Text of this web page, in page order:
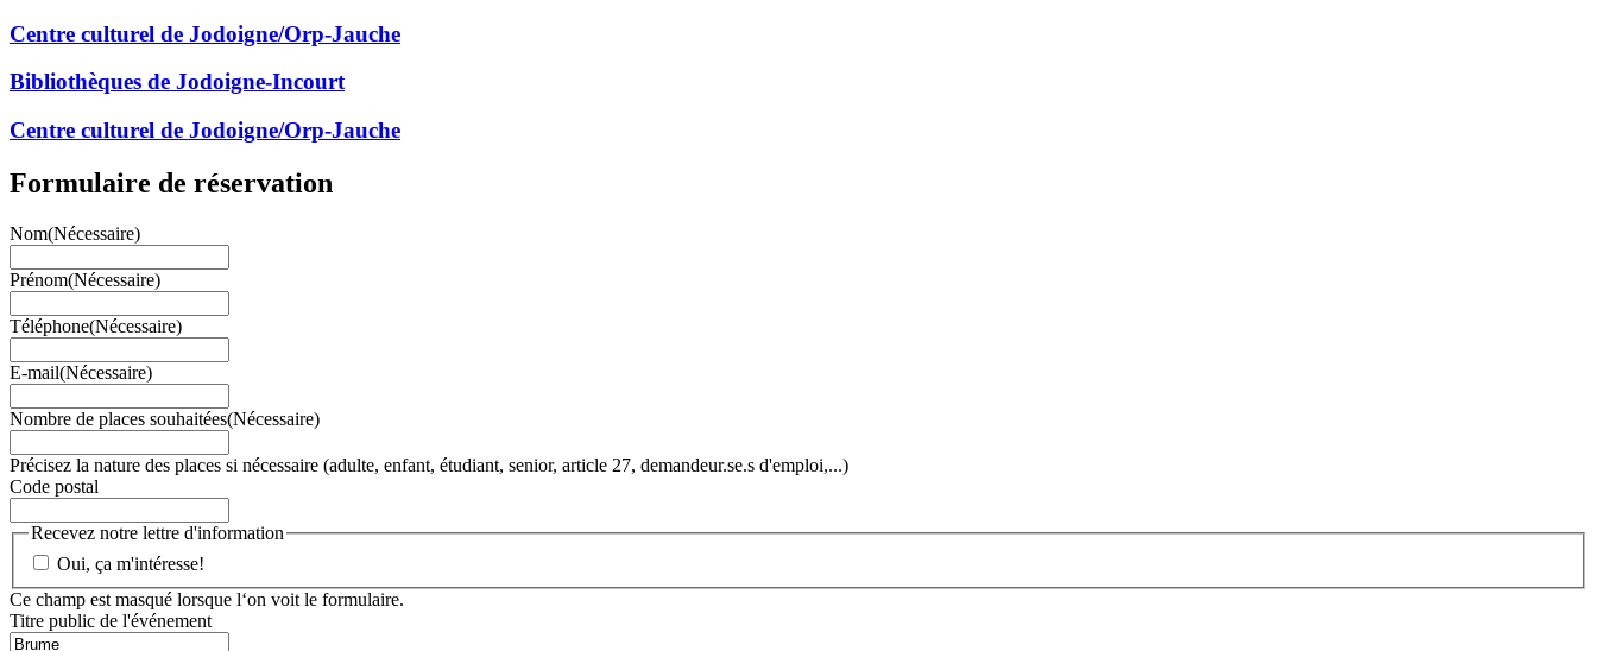
Centre culturel de Jodoigne/Orp-Jauche
Bibliothèques de Jodoigne-Incourt
Centre culturel de Jodoigne/Orp-Jauche
Formulaire de réservation
Nom(Nécessaire)
Prénom(Nécessaire)
Téléphone(Nécessaire)
E-mail(Nécessaire)
Nombre de places souhaitées(Nécessaire)
Précisez la nature des places si nécessaire (adulte, enfant, étudiant, senior, article 27, demandeur.se.s d'emploi,...)
Code postal
Recevez notre lettre d'information
Oui, ça m'intéresse!
Ce champ est masqué lorsque l‘on voit le formulaire.
Titre public de l'événement